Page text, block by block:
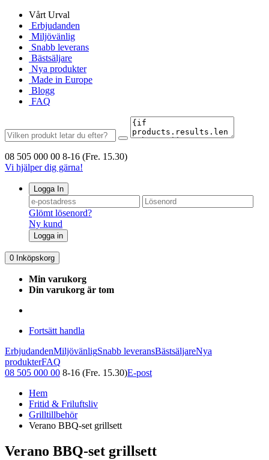
Vårt Urval
Erbjudanden
Miljövänlig
Snabb leverans
Bästsäljare
Nya produkter
Made in Europe
Blogg
FAQ
08 505 000 00 8-16 (Fre. 15.30)
Vi hjälper dig gärna!
Logga In
Glömt lösenord?
Ny kund
Logga in
0 Inköpskorg
Min varukorg
Din varukorg är tom
Fortsätt handla
ErbjudandenMiljövänligSnabb leveransBästsäljareNya
produkterFAQ
08 505 000 00 8-16 (Fre. 15.30)E-post
Hem
Fritid & Friluftsliv
Grilltillbehör
Verano BBQ-set grillsett
Verano BBQ-set grillsett